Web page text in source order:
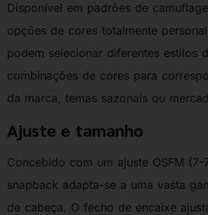
Disponível em padrões de
opções de cores totalmente
podem selecionar diferentes estilos
combinações de cores para
da marca, temas sazonais ou
Ajuste e tamanho
Concebido com um ajuste OSFM
snapback adapta-se a uma vasta
de cabeça. O fecho de encaixe